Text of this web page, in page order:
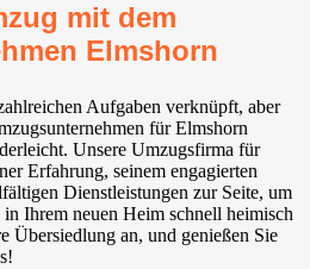
mit dem
Elmshorn
Aufgaben verknüpft, aber
für Elmshorn
Unsere Umzugsfirma für
Erfahrung, seinem engagierten
Dienstleistungen zur Seite, um
in Ihrem neuen Heim schnell heimisch
Übersiedlung an, und genießen Sie